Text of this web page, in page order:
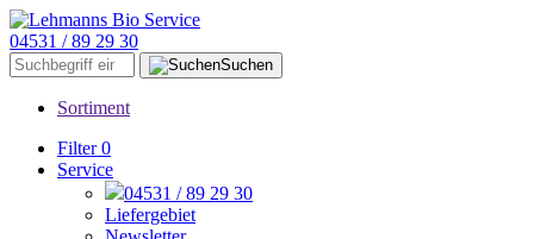
04531 / 89 29 30
Suchen
Sortiment
Filter 0
Service
04531 / 89 29 30
Liefergebiet